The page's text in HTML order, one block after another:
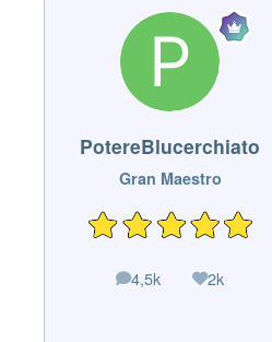
PotereBlucerchiato
Gran Maestro
4,5k
messaggi2k